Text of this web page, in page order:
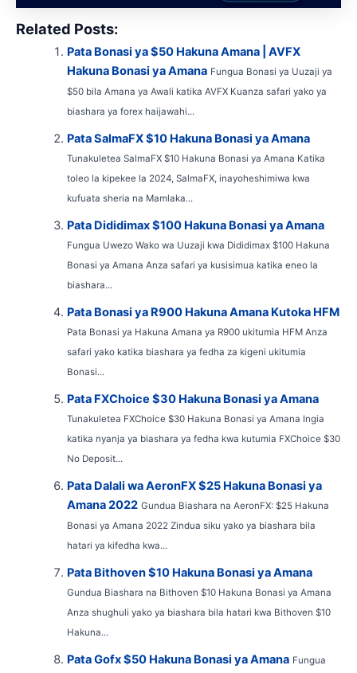
Related Posts:
Pata Bonasi ya $50 Hakuna Amana | AVFX
Hakuna Bonasi ya Amana Fungua Bonasi ya Uuzaji ya
$50 bila Amana ya Awali katika AVFX Kuanza safari yako ya
biashara ya forex haijawahi...
Pata SalmaFX $10 Hakuna Bonasi ya Amana
Tunakuletea SalmaFX $10 Hakuna Bonasi ya Amana Katika
toleo la kipekee la 2024, SalmaFX, inayoheshimiwa kwa
kufuata sheria na Mamlaka...
Pata Dididimax $100 Hakuna Bonasi ya Amana
Fungua Uwezo Wako wa Uuzaji kwa Dididimax $100 Hakuna
Bonasi ya Amana Anza safari ya kusisimua katika eneo la
biashara...
Pata Bonasi ya R900 Hakuna Amana Kutoka HFM
Pata Bonasi ya Hakuna Amana ya R900 ukitumia HFM Anza
safari yako katika biashara ya fedha za kigeni ukitumia
Bonasi...
Pata FXChoice $30 Hakuna Bonasi ya Amana
Tunakuletea FXChoice $30 Hakuna Bonasi ya Amana Ingia
katika nyanja ya biashara ya fedha kwa kutumia FXChoice $30
No Deposit...
Pata Dalali wa AeronFX $25 Hakuna Bonasi ya
Amana 2022 Gundua Biashara na AeronFX: $25 Hakuna
Bonasi ya Amana 2022 Zindua siku yako ya biashara bila
hatari ya kifedha kwa...
Pata Bithoven $10 Hakuna Bonasi ya Amana
Gundua Biashara na Bithoven $10 Hakuna Bonasi ya Amana
Anza shughuli yako ya biashara bila hatari kwa Bithoven $10
Hakuna...
Pata Gofx $50 Hakuna Bonasi ya Amana Fungua